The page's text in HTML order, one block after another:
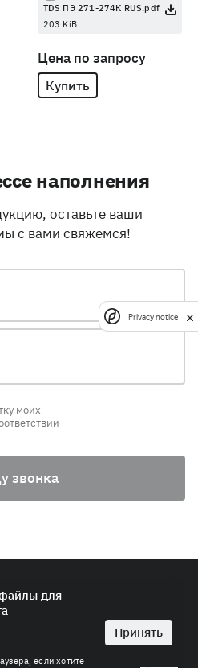
TDS ПЭ 271-274К RUS.pdf
203 KiB
Цена по запросу
Купить
наполнения
оставьте ваши
с вами свяжемся!
моих
звонка
данных
для
если хотите
Принять
Privacy notice